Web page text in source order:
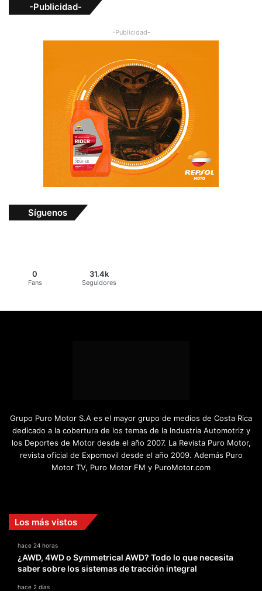
-Publicidad-
-Publicidad-
Síguenos
0
Fans
31.4k
Seguidores
Grupo Puro Motor S.A es el mayor grupo de medios de Costa Rica
dedicado a la cobertura de los temas de la Industria Automotriz y
los Deportes de Motor desde el año 2007. La Revista Puro Motor,
revista oficial de Expomovil desde el año 2009. Además Puro
Motor TV, Puro Motor FM y PuroMotor.com
Los más vistos
hace 24 horas
¿AWD, 4WD o Symmetrical AWD? Todo lo que necesita
saber sobre los sistemas de tracción integral
hace 2 días